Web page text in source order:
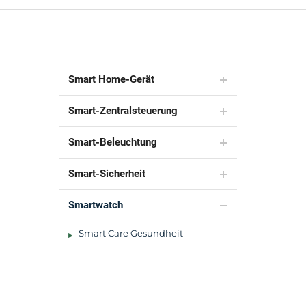
Smart Home-Gerät
Smart-Zentralsteuerung
Smart-Beleuchtung
Smart-Sicherheit
Smartwatch
Smart Care Gesundheit